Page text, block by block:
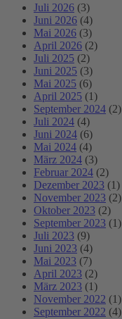
Juli 2026 (3)
Juni 2026 (4)
Mai 2026 (3)
April 2026 (2)
Juli 2025 (2)
Juni 2025 (3)
Mai 2025 (6)
April 2025 (1)
September 2024 (2)
Juli 2024 (4)
Juni 2024 (6)
Mai 2024 (4)
März 2024 (3)
Februar 2024 (2)
Dezember 2023 (1)
November 2023 (2)
Oktober 2023 (2)
September 2023 (1)
Juli 2023 (9)
Juni 2023 (4)
Mai 2023 (7)
April 2023 (2)
März 2023 (1)
November 2022 (1)
September 2022 (4)